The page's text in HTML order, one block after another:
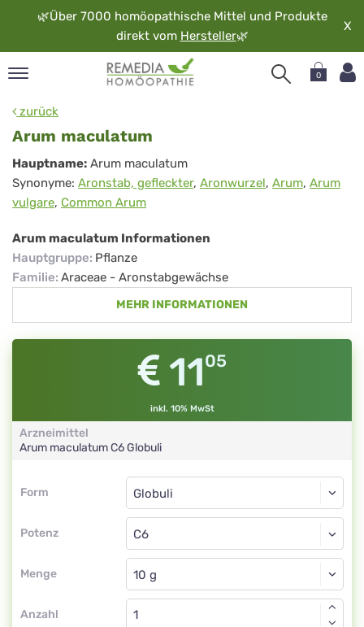
🌿Über 7000 homöopathische Mittel und Produkte
direkt vom Hersteller🌿
X
0
zurück
Arum maculatum
Arum
maculatum
Hauptname: Arum maculatum
Synonyme: Aronstab, gefleckter, Aronwurzel, Arum, Arum
vulgare, Common Arum
Arum maculatum Informationen
Hauptgruppe: Pflanze
Familie: Araceae - Aronstabgewächse
MEHR INFORMATIONEN
1105
inkl. 10% MwSt
Arzneimittel
Arum maculatumC6Globuli
Form
Form
Potenz
Globuli
C6
Menge
Globuli
Anzahl